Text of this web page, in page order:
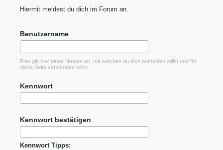
Hiermit meldest du dich im Forum an.
Benutzername
Bitte gib hier einen Namen an, mit welchen du dich anmelden willst und für
diese Seite verwenden willst.
Kennwort
Kennwort bestätigen
Kennwort Tipps: